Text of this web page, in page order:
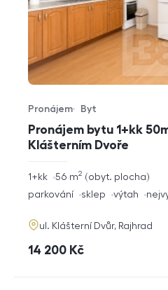
Pronájem bytu 1+kk
Klášterním Dvoře
Typ nabídky
Pronájem
Typ nemovitosti
Byt
rozměry
dispozice
1+kk obyt. plocha
56 m2
funkce
parkování sklep výtah
adresa
ul. Klášterní Dvůr, Rajhrad
cena
14 200 Kč